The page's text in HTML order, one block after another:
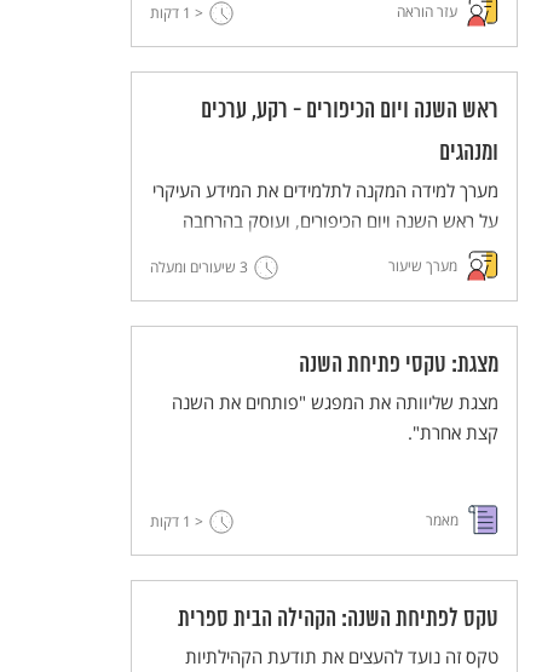
עזר הוראה < 1 דקות
ראש השנה ויום הכיפורים - רקע, ערכים
ומנהגים
מערך למידה המקנה לתלמידים את המידע העיקרי
על ראש השנה ויום הכיפורים, ועוסק בהרחבה
בערכים שעולים מהחגים האלה.
מערך שיעור 3 שיעורים ומעלה
מצגת: טקסי פתיחת השנה
מצגת שליוותה את המפגש "פותחים את השנה
קצת אחרת".
מאמר < 1 דקות
טקס לפתיחת השנה: הקהילה הבית ספרית
טקס זה נועד להעצים את תודעת הקהילתיות